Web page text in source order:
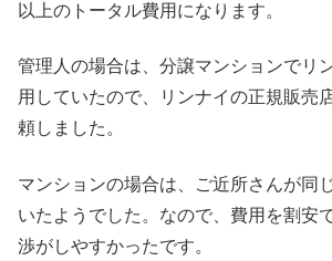
以上のトータル費用になります。
管理人の場合は、分譲マンションでリ
用していたので、リンナイの正規販売
頼しました。
マンションの場合は、ご近所さんが同
いたようでした。なので、費用を割安
渉がしやすかったです。